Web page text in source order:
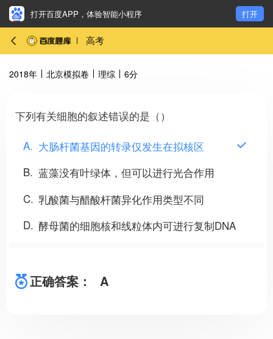
打开百度APP，体验智能小程序 打开
高考
2018年 北京模拟卷 理综 6分
下列有关细胞的叙述错误的是（）
A 大肠杆菌基因的转录仅发生在拟核区
B 蓝藻没有叶绿体，但可以进行光合作用
C 乳酸菌与醋酸杆菌异化作用类型不同
D 酵母菌的细胞核和线粒体内可进行复制DNA
正确答案： A